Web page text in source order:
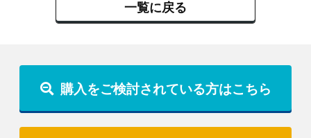
一覧に戻る
購入をご検討されている方はこちら